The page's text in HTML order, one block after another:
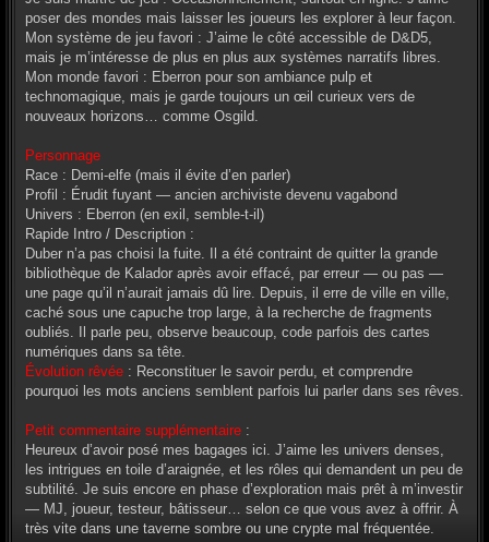
poser des mondes mais laisser les joueurs les explorer à leur façon.
Mon système de jeu favori : J’aime le côté accessible de D&D5,
mais je m’intéresse de plus en plus aux systèmes narratifs libres.
Mon monde favori : Eberron pour son ambiance pulp et
technomagique, mais je garde toujours un œil curieux vers de
nouveaux horizons… comme Osgild.
Personnage
Race : Demi-elfe (mais il évite d’en parler)
Profil : Érudit fuyant — ancien archiviste devenu vagabond
Univers : Eberron (en exil, semble-t-il)
Rapide Intro / Description :
Duber n’a pas choisi la fuite. Il a été contraint de quitter la grande
bibliothèque de Kalador après avoir effacé, par erreur — ou pas —
une page qu’il n’aurait jamais dû lire. Depuis, il erre de ville en ville,
caché sous une capuche trop large, à la recherche de fragments
oubliés. Il parle peu, observe beaucoup, code parfois des cartes
numériques dans sa tête.
Évolution rêvée : Reconstituer le savoir perdu, et comprendre
pourquoi les mots anciens semblent parfois lui parler dans ses rêves.
Petit commentaire supplémentaire :
Heureux d’avoir posé mes bagages ici. J’aime les univers denses,
les intrigues en toile d’araignée, et les rôles qui demandent un peu de
subtilité. Je suis encore en phase d’exploration mais prêt à m’investir
— MJ, joueur, testeur, bâtisseur… selon ce que vous avez à offrir. À
très vite dans une taverne sombre ou une crypte mal fréquentée.